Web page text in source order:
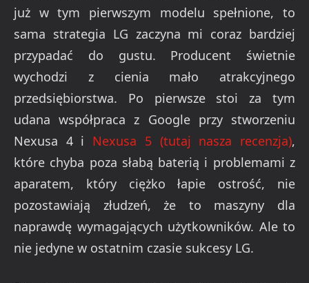
już w tym pierwszym modelu spełnione, to
sama strategia LG zaczyna mi coraz bardziej
przypadać do gustu. Producent świetnie
wychodzi z cienia mało atrakcyjnego
przedsiębiorstwa. Po pierwsze stoi za tym
udana współpraca z Google przy stworzeniu
Nexusa 4 i Nexusa 5 (tutaj nasza recenzja),
które chyba poza słabą baterią i problemami z
aparatem, który ciężko łapie ostrość, nie
pozostawiają złudzeń, że to maszyny dla
naprawdę wymagających użytkowników. Ale to
nie jedyne w ostatnim czasie sukcesy LG.